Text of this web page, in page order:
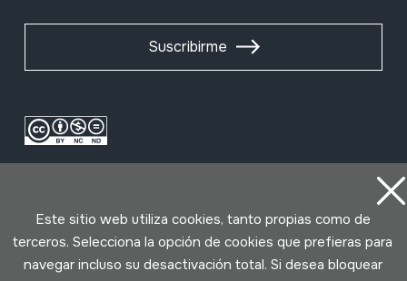
Suscribirme
Este sitio web utiliza cookies, tanto propias como de
terceros. Selecciona la opción de cookies que prefieras para
navegar incluso su desactivación total. Si desea bloquear